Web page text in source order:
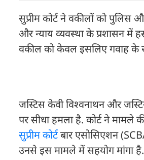
सुप्रीम कोर्ट ने वकीलों को पुलिस
और न्याय व्यवस्था के प्रशासन में
वकील को केवल इसलिए गवाह के
जस्टिस केवी विश्वनाथन और
पर सीधा हमला है. कोर्ट ने मामले
सुप्रीम कोर्टबार एसोसिएशन
उनसे इस मामले में सहयोग मांगा है.